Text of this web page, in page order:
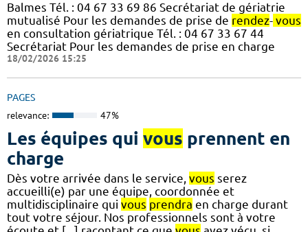
Balmes Tél. : 04 67 33 69 86 Secrétariat de gériatrie
mutualisé Pour les demandes de prise de rendez- vous
en consultation gériatrique Tél. : 04 67 33 67 44
Secrétariat Pour les demandes de prise en charge
18/02/2026 15:25
PAGES
relevance: 47%
Les équipes qui vous prennent en
charge
Dès votre arrivée dans le service, vous serez
accueilli(e) par une équipe, coordonnée et
multidisciplinaire qui vous prendra en charge durant
tout votre séjour. Nos professionnels sont à votre